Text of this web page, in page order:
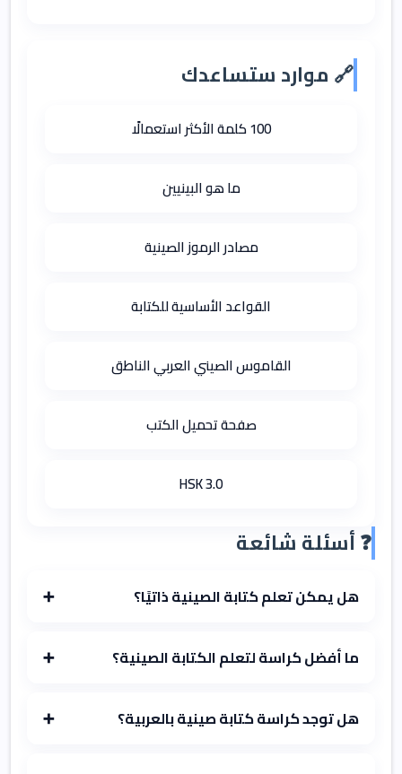
🔗 موارد ستساعدك
100 كلمة الأكثر استعمالًا
ما هو البينيين
مصادر الرموز الصينية
القواعد الأساسية للكتابة
القاموس الصيني العربي الناطق
صفحة تحميل الكتب
HSK 3.0
❓ أسئلة شائعة
هل يمكن تعلم كتابة الصينية ذاتيًا؟ ➕
ما أفضل كراسة لتعلم الكتابة الصينية؟ ➕
هل توجد كراسة كتابة صينية بالعربية؟ ➕